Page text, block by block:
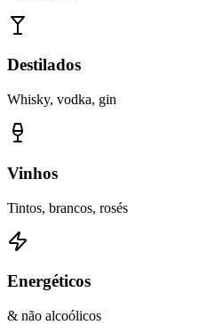
Destilados
Whisky, vodka, gin
Vinhos
Tintos, brancos, rosés
Energéticos
& não alcoólicos